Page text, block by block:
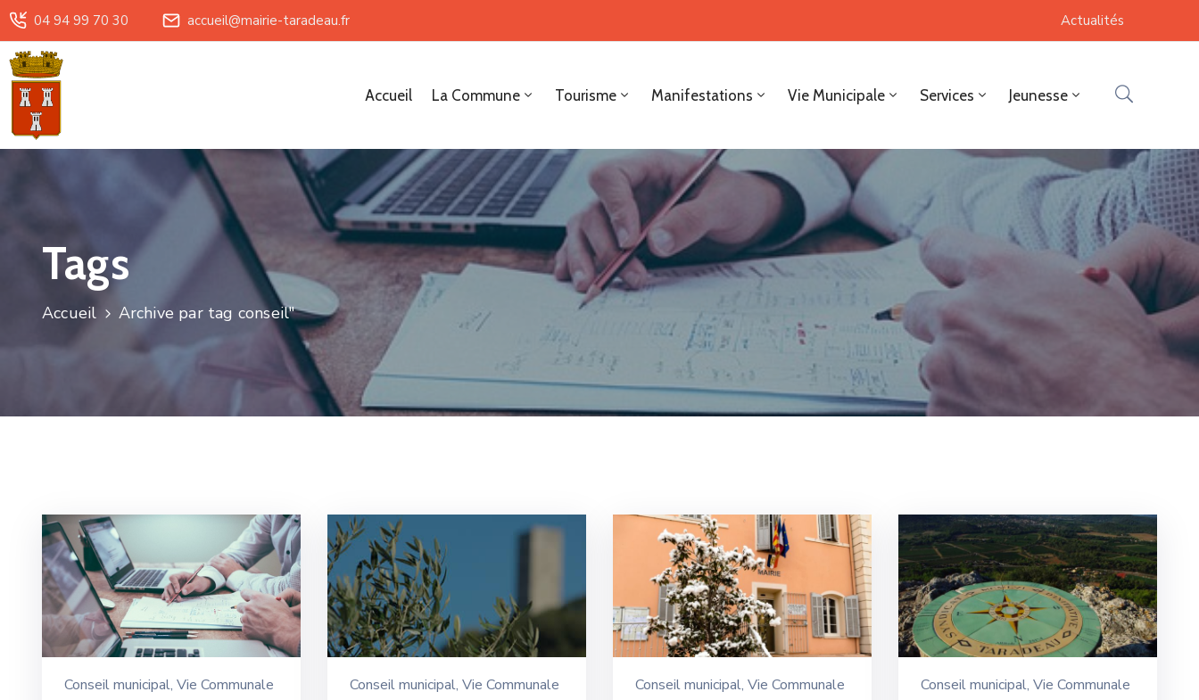
04 94 99 70 30 accueil@mairie-taradeau.fr Actualités
Accueil La Commune Tourisme Manifestations Vie Municipale Services Jeunesse
Tags
Accueil Archive par tag conseil"
Conseil municipal‚ Vie Communale Conseil municipal‚ Vie Communale Conseil municipal‚ Vie Communale Conseil municipal‚ Vie Communale